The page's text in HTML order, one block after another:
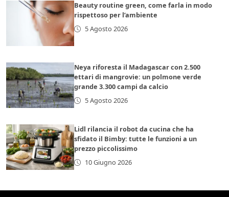
Beauty routine green, come farla in modo
rispettoso per l’ambiente
5 Agosto 2026
Neya riforesta il Madagascar con 2.500
ettari di mangrovie: un polmone verde
grande 3.300 campi da calcio
5 Agosto 2026
Lidl rilancia il robot da cucina che ha
sfidato il Bimby: tutte le funzioni a un
prezzo piccolissimo
10 Giugno 2026